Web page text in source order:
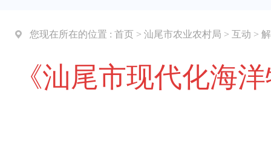
您现在所在的位置 : 首页 > 汕尾市农业农村局 > 互动 >
《汕尾市现代化海